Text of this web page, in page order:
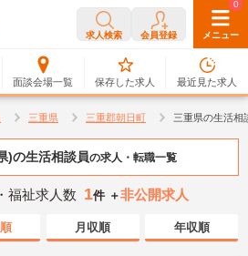
求人検索 会員登録 メニュー
面談会場一覧
0
保存した求人
0
最近見た求人
三重県 三重郡朝日町 三重県の生活相
)の生活相談員の求人・転職一覧
福祉求人数 1件 ＋非公開求人
月収順 年収順